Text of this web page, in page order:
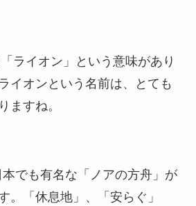
「ライオン」という意味があり
イオンという名前は、とても
ますね。
でも有名な「ノアの方舟」が
。
「休息地」、「安らぐ」